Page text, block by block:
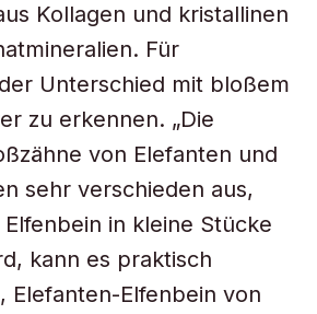
Kollagen und kristallinen
Für
Unterschied mit bloßem
zu erkennen. „Die
von Elefanten und
sehr verschieden aus,
in kleine Stücke
kann es praktisch
Elefanten-Elfenbein von